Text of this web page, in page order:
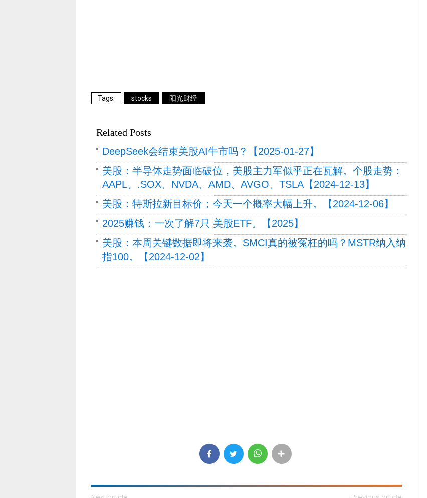
stocks 阳光财经
Related Posts
DeepSeek会结束美股AI牛市吗？【2025-01-27】
美股：半导体走势面临破位，美股主力军似乎正在瓦解。个股走势：
AAPL、.SOX、NVDA、AMD、AVGO、TSLA【2024-12-13】
美股：特斯拉新目标价；今天一个概率大幅上升。【2024-12-06】
2025赚钱：一次了解7只 美股ETF。【2025】
美股：本周关键数据即将来袭。SMCI真的被冤枉的吗？MSTR纳入纳
指100。【2024-12-02】